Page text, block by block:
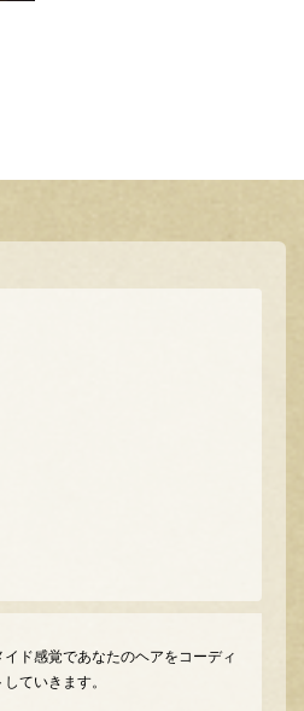
ド感覚であなたのヘアをコーディ
ていきます。